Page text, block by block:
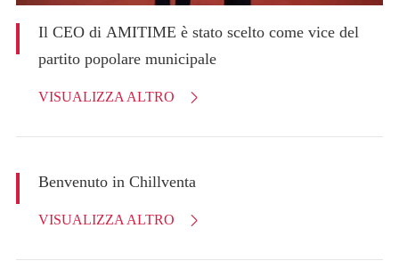
Il CEO di AMITIME è stato scelto come vice del
partito popolare municipale
VISUALIZZA ALTRO 
Benvenuto in Chillventa
VISUALIZZA ALTRO 